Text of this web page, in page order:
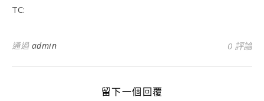
TC:
通過 admin 0 評論
留下一個回覆